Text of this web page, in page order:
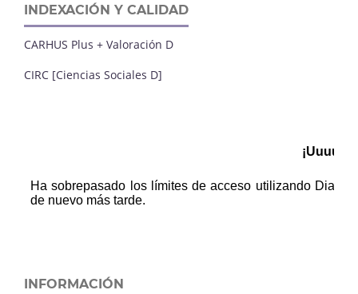
INDEXACIÓN Y CALIDAD
CARHUS Plus + Valoración D
CIRC [Ciencias Sociales D]
INFORMACIÓN